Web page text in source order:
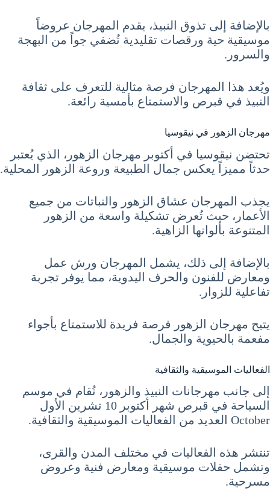
بالإضافة إلى تذوق النبيذ، يقدم المهرجان عروضاً
موسيقية حية ورقصات تقليدية تُضفي جواً من البهجة
والسرور.
ويُعد هذا المهرجان فرصة مثالية للتعرف على ثقافة
النبيذ في قبرص والاستمتاع بأمسية رائعة.
مهرجان الزهور في نيقوسيا
تحتضن نيقوسيا في أكتوبر مهرجان الزهور، الذي يُعتبر
حدثاً مميزاً يعكس جمال الطبيعة وروعة الزهور المحلية.
يجذب المهرجان عشاق الزهور والنباتات من جميع
الأعمار، حيث تُعرض تشكيلة واسعة من الزهور
المتنوعة بألوانها الزاهية.
بالإضافة إلى ذلك، يشمل المهرجان ورش عمل
ومعارض للفنون والحرف اليدوية، مما يوفر تجربة
تفاعلية للزوار.
يتيح مهرجان الزهور فرصة فريدة للاستمتاع بأجواء
مفعمة بالحيوية والجمال.
الفعاليات الموسيقية والثقافية
إلى جانب مهرجانات النبيذ والزهور، تُقام في موسم
السياحة في قبرص شهر أكتوبر 10 تشرين الأول
October العديد من الفعاليات الموسيقية والثقافية.
تنتشر هذه الفعاليات في مختلف المدن والقرى،
وتشمل حفلات موسيقية ومعارض فنية وعروض
مسرحية.